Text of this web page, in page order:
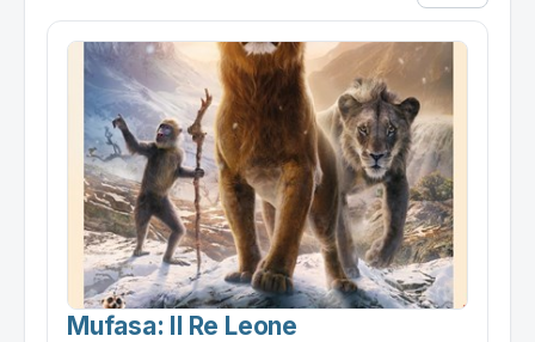
Mufasa: Il Re Leone